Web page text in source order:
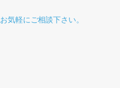
お気軽にご相談下さい。